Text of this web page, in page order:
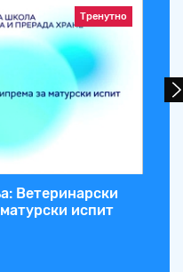
Тренутно
Ветеринарски
испит